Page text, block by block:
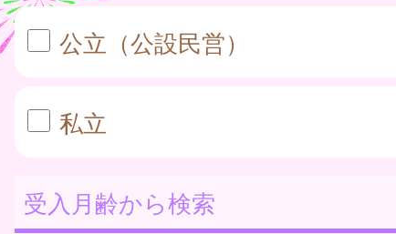
公立（公設民営）
私立
受入月齢から検索